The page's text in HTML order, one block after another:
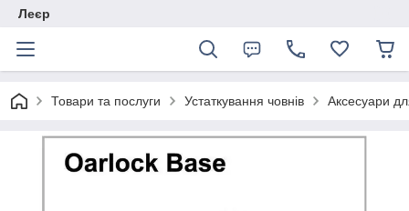
Леєр
Товари та послуги Устаткування човнів Аксесуари